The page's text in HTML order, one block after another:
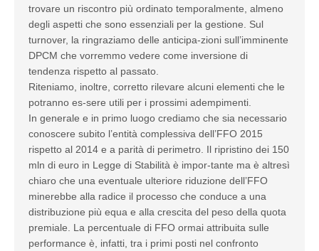
trovare un riscontro più ordinato temporalmente, almeno
degli aspetti che sono essenziali per la gestione. Sul
turnover, la ringraziamo delle anticipa-zioni sull’imminente
DPCM che vorremmo vedere come inversione di
tendenza rispetto al passato.
Riteniamo, inoltre, corretto rilevare alcuni elementi che le
potranno es-sere utili per i prossimi adempimenti.
In generale e in primo luogo crediamo che sia necessario
conoscere subito l’entità complessiva dell’FFO 2015
rispetto al 2014 e a parità di perimetro. Il ripristino dei 150
mln di euro in Legge di Stabilità è impor-tante ma è altresì
chiaro che una eventuale ulteriore riduzione dell’FFO
minerebbe alla radice il processo che conduce a una
distribuzione più equa e alla crescita del peso della quota
premiale. La percentuale di FFO ormai attribuita sulle
performance è, infatti, tra i primi posti nel confronto